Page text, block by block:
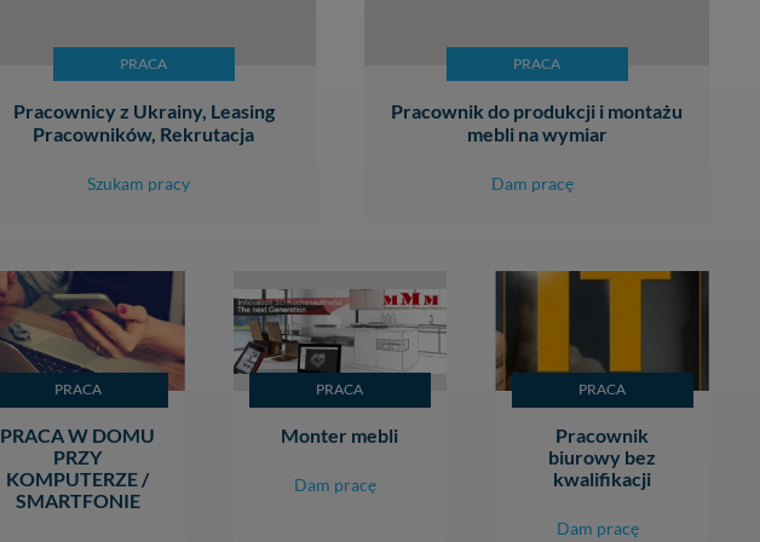
PRACA
Pracownicy z Ukrainy, Leasing
Pracowników, Rekrutacja
Szukam pracy
PRACA
Pracownik do produkcji i montażu
mebli na wymiar
Dam pracę
PRACA
PRACA W DOMU
PRZY
KOMPUTERZE /
SMARTFONIE
PRACA
Monter mebli
Dam pracę
PRACA
Pracownik
biurowy bez
kwalifikacji
Dam pracę